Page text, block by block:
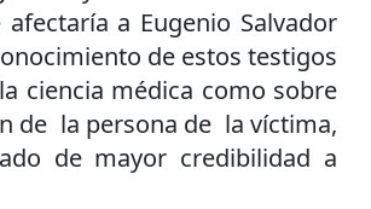
a Eugenio Salvador
de estos testigos
ciencia médica como sobre
de la persona de la víctima,
de mayor credibilidad a